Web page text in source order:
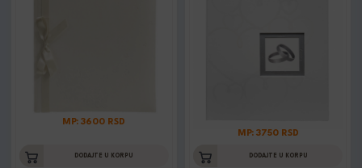
MP: 3600 RSD
DODAJTE U KORPU
MP: 3750 RSD
DODAJTE U KORPU